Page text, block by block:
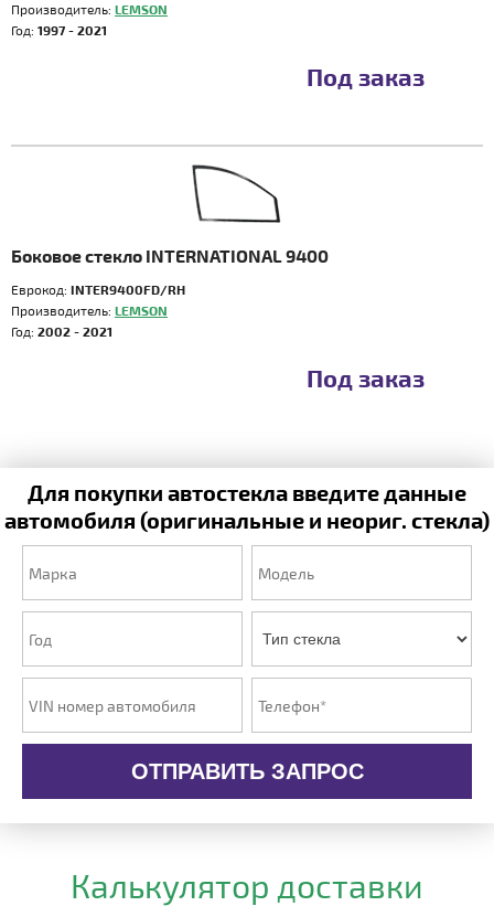
Производитель: LEMSON
Год: 1997 - 2021
Под заказ
Боковое стекло INTERNATIONAL 9400
Еврокод: INTER9400FD/RH
Производитель: LEMSON
Год: 2002 - 2021
Под заказ
Для покупки автостекла введите данные
автомобиля (оригинальные и неориг. стекла)
ОТПРАВИТЬ ЗАПРОС
Калькулятор доставки